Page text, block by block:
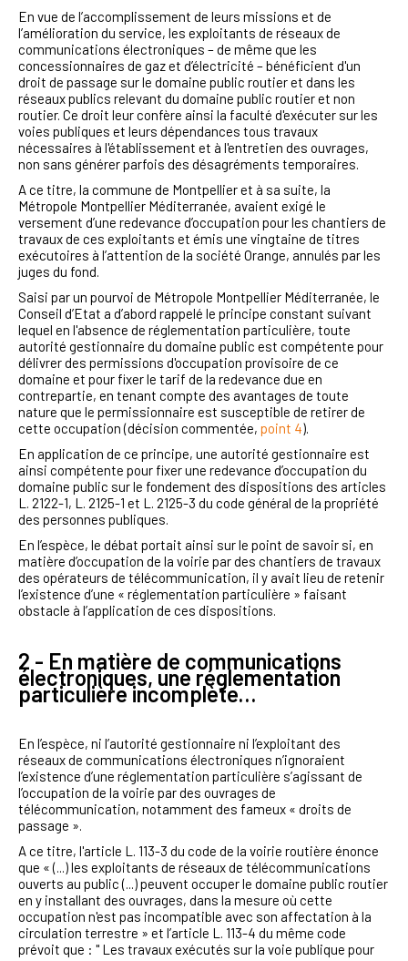
En vue de l’accomplissement de leurs missions et de
l’amélioration du service, les exploitants de réseaux de
communications électroniques – de même que les
concessionnaires de gaz et d’électricité – bénéficient d'un
droit de passage sur le domaine public routier et dans les
réseaux publics relevant du domaine public routier et non
routier. Ce droit leur confère ainsi la faculté d'exécuter sur les
voies publiques et leurs dépendances tous travaux
nécessaires à l'établissement et à l'entretien des ouvrages,
non sans générer parfois des désagréments temporaires.
A ce titre, la commune de Montpellier et à sa suite, la
Métropole Montpellier Méditerranée, avaient exigé le
versement d’une redevance d’occupation pour les chantiers de
travaux de ces exploitants et émis une vingtaine de titres
exécutoires à l’attention de la société Orange, annulés par les
juges du fond.
Saisi par un pourvoi de Métropole Montpellier Méditerranée, le
Conseil d’Etat a d’abord rappelé le principe constant suivant
lequel en l'absence de réglementation particulière, toute
autorité gestionnaire du domaine public est compétente pour
délivrer des permissions d'occupation provisoire de ce
domaine et pour fixer le tarif de la redevance due en
contrepartie, en tenant compte des avantages de toute
nature que le permissionnaire est susceptible de retirer de
cette occupation (décision commentée, point 4).
En application de ce principe, une autorité gestionnaire est
ainsi compétente pour fixer une redevance d’occupation du
domaine public sur le fondement des dispositions des articles
L. 2122-1, L. 2125-1 et L. 2125-3 du code général de la propriété
des personnes publiques.
En l’espèce, le débat portait ainsi sur le point de savoir si, en
matière d’occupation de la voirie par des chantiers de travaux
des opérateurs de télécommunication, il y avait lieu de retenir
l’existence d’une « réglementation particulière » faisant
obstacle à l’application de ces dispositions.
2 - En matière de communications
électroniques, une réglementation
particulière incomplète…
En l’espèce, ni l’autorité gestionnaire ni l’exploitant des
réseaux de communications électroniques n’ignoraient
l’existence d’une réglementation particulière s’agissant de
l’occupation de la voirie par des ouvrages de
télécommunication, notamment des fameux « droits de
passage ».
A ce titre, l'article L. 113-3 du code de la voirie routière énonce
que « (...) les exploitants de réseaux de télécommunications
ouverts au public (...) peuvent occuper le domaine public routier
en y installant des ouvrages, dans la mesure où cette
occupation n'est pas incompatible avec son affectation à la
circulation terrestre » et l’article L. 113-4 du même code
prévoit que : " Les travaux exécutés sur la voie publique pour